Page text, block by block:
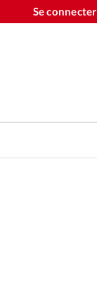
Se connecter